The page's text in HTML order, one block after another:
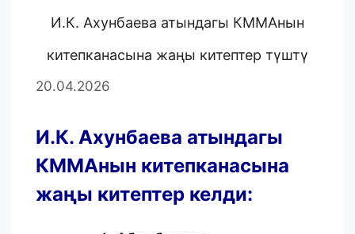
И.К. Ахунбаева атындагы КММАнын
китепканасына жаңы китептер түштү
20.04.2026
И.К. Ахунбаева атындагы
КММАнын китепканасына
жаңы китептер келди: